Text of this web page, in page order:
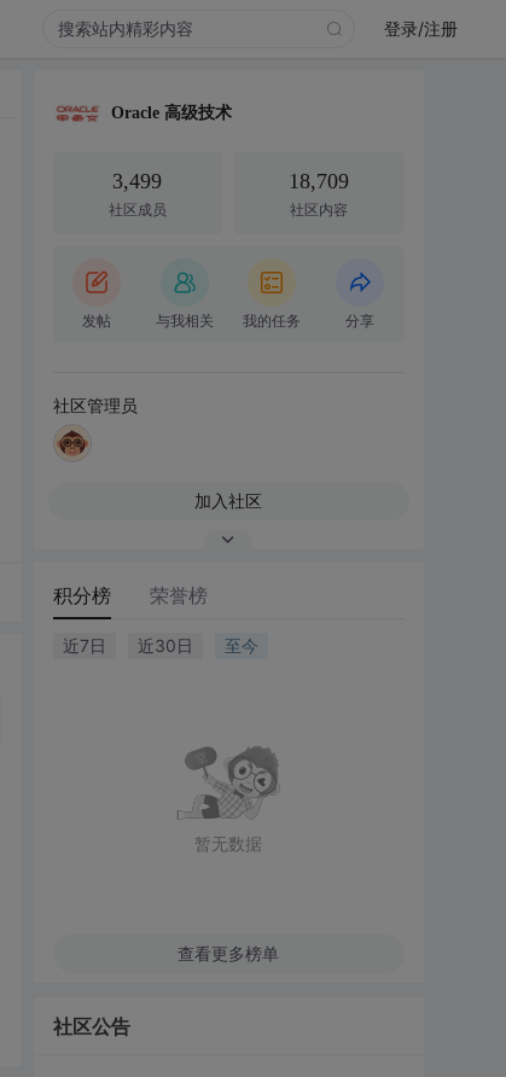
登录/注册
Oracle 高级技术
3,499
社区成员
18,709
社区内容
发帖 与我相关 我的任务 分享
社区管理员
加入社区
积分榜 荣誉榜
近7日 近30日 至今
暂无数据
查看更多榜单
社区公告